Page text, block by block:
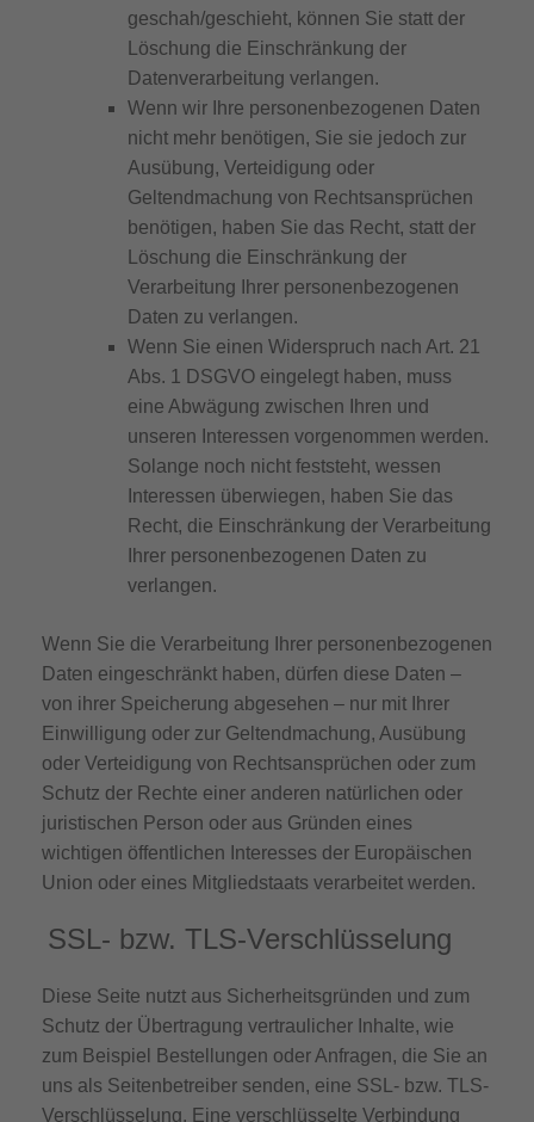
geschah/geschieht, können Sie statt der
Löschung die Einschränkung der
Datenverarbeitung verlangen.
Wenn wir Ihre personenbezogenen Daten
nicht mehr benötigen, Sie sie jedoch zur
Ausübung, Verteidigung oder
Geltendmachung von Rechtsansprüchen
benötigen, haben Sie das Recht, statt der
Löschung die Einschränkung der
Verarbeitung Ihrer personenbezogenen
Daten zu verlangen.
Wenn Sie einen Widerspruch nach Art. 21
Abs. 1 DSGVO eingelegt haben, muss
eine Abwägung zwischen Ihren und
unseren Interessen vorgenommen werden.
Solange noch nicht feststeht, wessen
Interessen überwiegen, haben Sie das
Recht, die Einschränkung der Verarbeitung
Ihrer personenbezogenen Daten zu
verlangen.
Wenn Sie die Verarbeitung Ihrer personenbezogenen
Daten eingeschränkt haben, dürfen diese Daten –
von ihrer Speicherung abgesehen – nur mit Ihrer
Einwilligung oder zur Geltendmachung, Ausübung
oder Verteidigung von Rechtsansprüchen oder zum
Schutz der Rechte einer anderen natürlichen oder
juristischen Person oder aus Gründen eines
wichtigen öffentlichen Interesses der Europäischen
Union oder eines Mitgliedstaats verarbeitet werden.
SSL- bzw. TLS-Verschlüsselung
Diese Seite nutzt aus Sicherheitsgründen und zum
Schutz der Übertragung vertraulicher Inhalte, wie
zum Beispiel Bestellungen oder Anfragen, die Sie an
uns als Seitenbetreiber senden, eine SSL- bzw. TLS-
Verschlüsselung. Eine verschlüsselte Verbindung